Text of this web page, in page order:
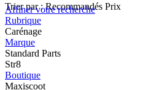
Trier par : Recommandés Prix
Affiner votre recherche
Rubrique
Carénage
Marque
Standard Parts
Str8
Boutique
Maxiscoot